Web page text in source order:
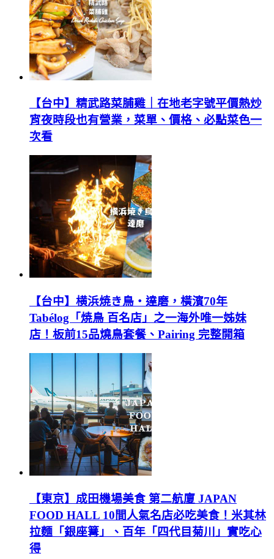
【台中】精武路菜脯雞｜在地老字號平價熱炒
宵夜時段也有營業，菜單、價格、必點菜色一
次看
【台中】横浜焼き鳥‧達磨，橫濱70年
Tabélog「焼鳥 百名店」之一海外唯一姊妹
店！板前15品燒鳥套餐、Pairing 完整開箱
【東京】成田機場美食 第二航廈 JAPAN
FOOD HALL 10間人氣名店必吃美食！米其林
拉麵「銀座篝」、百年「四代目菊川」實吃心
得